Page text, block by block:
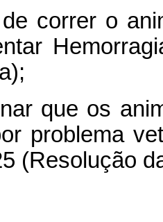
de correr o
que os
problema
(Resolução